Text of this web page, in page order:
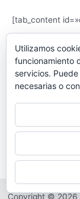
[tab_content
Tienes que
de contenido,
confiar en ti
Inventario
no es necesario
[/tab_content]
[/contents] [/
Copyright © 2026
Utilizamos
funcionamiento
servicios.
necesarias o